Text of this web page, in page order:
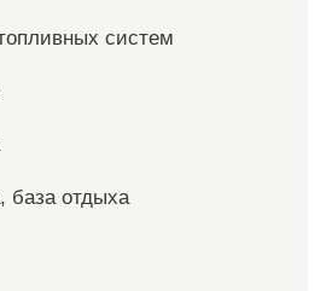
систем
база отдыха